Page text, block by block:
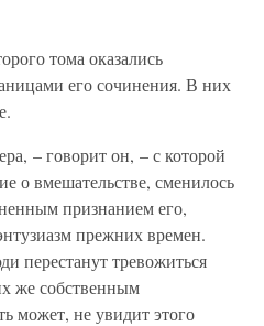
тома оказались
его сочинения. В них
– говорит он, – с которой
о вмешательстве, сменилось
признанием его,
прежних времен.
перестанут тревожиться
же собственным
может, не увидит этого